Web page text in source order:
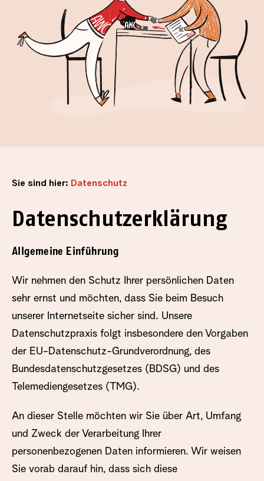
Sie sind hier: Datenschutz
Datenschutzerklärung
Allgemeine Einführung
Wir nehmen den Schutz Ihrer persönlichen Daten
sehr ernst und möchten, dass Sie beim Besuch
unserer Internetseite sicher sind. Unsere
Datenschutzpraxis folgt insbesondere den Vorgaben
der EU-Datenschutz-Grundverordnung, des
Bundesdatenschutzgesetzes (BDSG) und des
Telemediengesetzes (TMG).
An dieser Stelle möchten wir Sie über Art, Umfang
und Zweck der Verarbeitung Ihrer
personenbezogenen Daten informieren. Wir weisen
Sie vorab darauf hin, dass sich diese